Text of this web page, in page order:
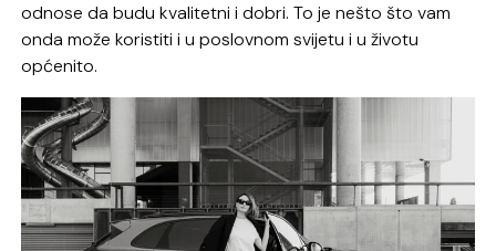
odnose da budu kvalitetni i dobri. To je nešto što vam
onda može koristiti i u poslovnom svijetu i u životu
općenito.